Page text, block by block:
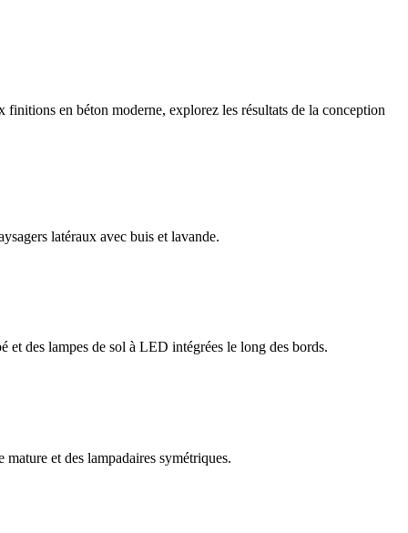
en béton moderne, explorez les résultats de la conception
latéraux avec buis et lavande.
et des lampes de sol à LED intégrées le long des bords.
et des lampadaires symétriques.